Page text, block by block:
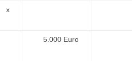
x
5.000 Euro